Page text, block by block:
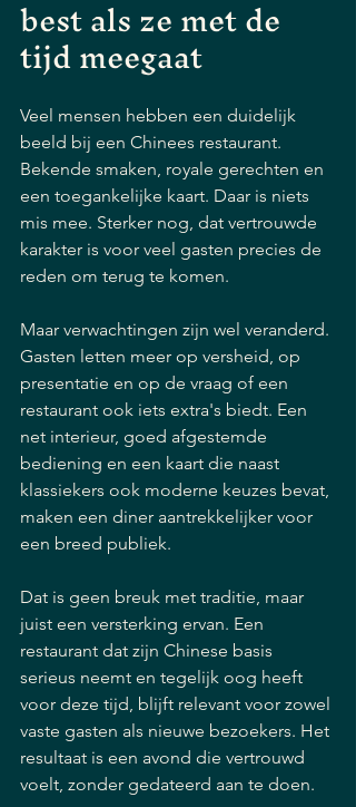
best als ze met de
tijd meegaat
Veel mensen hebben een duidelijk
beeld bij een Chinees restaurant.
Bekende smaken, royale gerechten en
een toegankelijke kaart. Daar is niets
mis mee. Sterker nog, dat vertrouwde
karakter is voor veel gasten precies de
reden om terug te komen.
Maar verwachtingen zijn wel veranderd.
Gasten letten meer op versheid, op
presentatie en op de vraag of een
restaurant ook iets extra's biedt. Een
net interieur, goed afgestemde
bediening en een kaart die naast
klassiekers ook moderne keuzes bevat,
maken een diner aantrekkelijker voor
een breed publiek.
Dat is geen breuk met traditie, maar
juist een versterking ervan. Een
restaurant dat zijn Chinese basis
serieus neemt en tegelijk oog heeft
voor deze tijd, blijft relevant voor zowel
vaste gasten als nieuwe bezoekers. Het
resultaat is een avond die vertrouwd
voelt, zonder gedateerd aan te doen.